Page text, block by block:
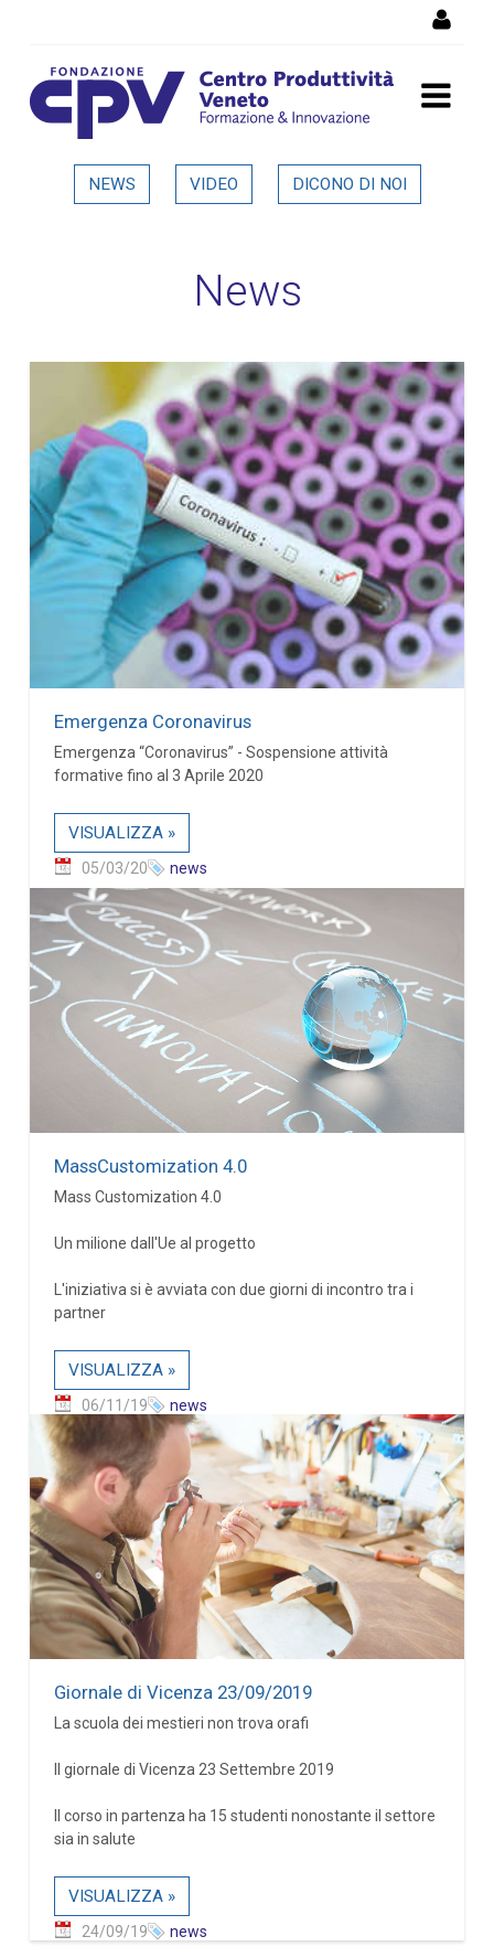
Dettaglio in evidenza
NEWS VIDEO DICONO DI NOI
News
Emergenza Coronavirus
Emergenza “Coronavirus” - Sospensione attività
formative fino al 3 Aprile 2020
VISUALIZZA »
05/03/20 news
MassCustomization 4.0
Mass Customization 4.0
Un milione dall'Ue al progetto
L'iniziativa si è avviata con due giorni di incontro tra i
partner
VISUALIZZA »
06/11/19 news
Giornale di Vicenza 23/09/2019
La scuola dei mestieri non trova orafi
Il giornale di Vicenza 23 Settembre 2019
Il corso in partenza ha 15 studenti nonostante il settore
sia in salute
VISUALIZZA »
24/09/19 news